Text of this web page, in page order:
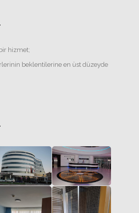
hizmet;
beklentilerine en üst düzeyde